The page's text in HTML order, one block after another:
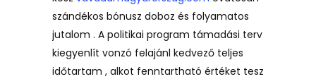
szándékos bónusz doboz és folyamatos
jutalom . A politikai program támadási terv
kiegyenlít vonzó felajánl kedvező teljes
időtartam , alkot fenntartható értéket tesz